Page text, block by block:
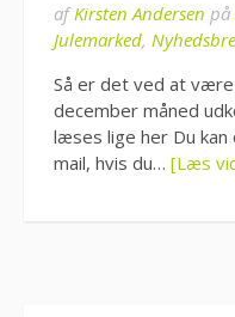
afKirsten Andersen på
Julemarked,
Så er det ved at
december måned
læses lige her Du
mail, hvis du… [Læs